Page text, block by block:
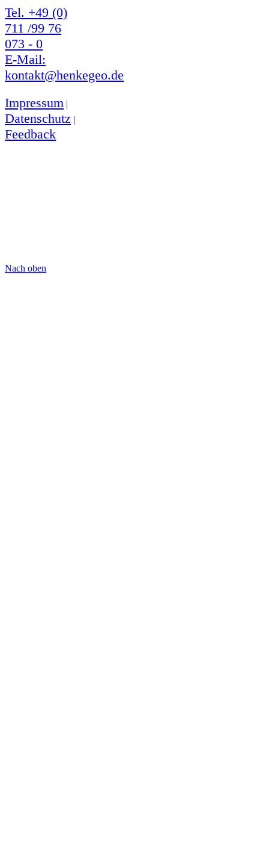
Tel. +49 (0)
711 /99 76
073 - 0
E-Mail:
kontakt@henkegeo.de
Impressum |
Datenschutz |
Feedback
Nach oben